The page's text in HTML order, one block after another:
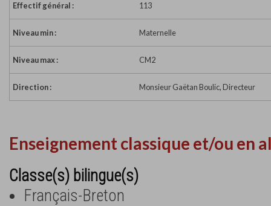
Effectif général : 113
Niveau min : Maternelle
Niveau max : CM2
Direction : Monsieur Gaëtan Boulic, Directeur
Enseignement classique et/ou en
Classe(s) bilingue(s)
Français-Breton